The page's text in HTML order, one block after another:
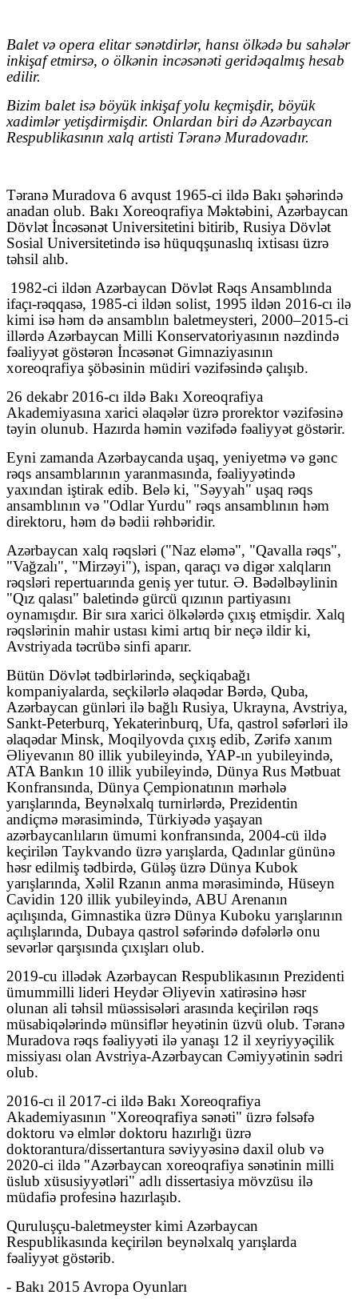
Balet və opera elitar sənətdirlər, hansı ölkədə bu sahələr
inkişaf etmirsə, o ölkənin incəsənəti geridəqalmış hesab
edilir.
Bizim balet isə böyük inkişaf yolu keçmişdir, böyük
xadimlər yetişdirmişdir. Onlardan biri də Azərbaycan
Respublikasının xalq artisti Təranə Muradovadır.
Təranə Muradova 6 avqust 1965-ci ildə Bakı şəhərində
anadan olub. Bakı Xoreoqrafiya Məktəbini, Azərbaycan
Dövlət İncəsənət Universitetini bitirib, Rusiya Dövlət
Sosial Universitetində isə hüquqşunaslıq ixtisası üzrə
təhsil alıb.
1982-ci ildən Azərbaycan Dövlət Rəqs Ansamblında
ifaçı-rəqqasə, 1985-ci ildən solist, 1995 ildən 2016-cı ilə
kimi isə həm də ansamblın baletmeysteri, 2000–2015-ci
illərdə Azərbaycan Milli Konservatoriyasının nəzdində
fəaliyyət göstərən İncəsənət Gimnaziyasının
xoreoqrafiya şöbəsinin müdiri vəzifəsində çalışıb.
26 dekabr 2016-cı ildə Bakı Xoreoqrafiya
Akademiyasına xarici əlaqələr üzrə prorektor vəzifəsinə
təyin olunub. Hazırda həmin vəzifədə fəaliyyət göstərir.
Eyni zamanda Azərbaycanda uşaq, yeniyetmə və gənc
rəqs ansamblarının yaranmasında, fəaliyyətində
yaxından iştirak edib. Belə ki, "Səyyah" uşaq rəqs
ansamblının və "Odlar Yurdu" rəqs ansamblının həm
direktoru, həm də bədii rəhbəridir.
Azərbaycan xalq rəqsləri ("Naz eləmə", "Qavalla rəqs",
"Vağzalı", "Mirzəyi"), ispan, qaraçı və digər xalqların
rəqsləri repertuarında geniş yer tutur. Ə. Bədəlbəylinin
"Qız qalası" baletində gürcü qızının partiyasını
oynamışdır. Bir sıra xarici ölkələrdə çıxış etmişdir. Xalq
rəqslərinin mahir ustası kimi artıq bir neçə ildir ki,
Avstriyada təcrübə sinfi aparır.
Bütün Dövlət tədbirlərində, seçkiqabağı
kompaniyalarda, seçkilərlə əlaqədar Bərdə, Quba,
Azərbaycan günləri ilə bağlı Rusiya, Ukrayna, Avstriya,
Sankt-Peterburq, Yekaterinburq, Ufa, qastrol səfərləri ilə
əlaqədar Minsk, Moqilyovda çıxış edib, Zərifə xanım
Əliyevanın 80 illik yubileyində, YAP-ın yubileyində,
ATA Bankın 10 illik yubileyində, Dünya Rus Mətbuat
Konfransında, Dünya Çempionatının mərhələ
yarışlarında, Beynəlxalq turnirlərdə, Prezidentin
andiçmə mərasimində, Türkiyədə yaşayan
azərbaycanlıların ümumi konfransında, 2004-cü ildə
keçirilən Taykvando üzrə yarışlarda, Qadınlar gününə
həsr edilmiş tədbirdə, Güləş üzrə Dünya Kubok
yarışlarında, Xəlil Rzanın anma mərasimində, Hüseyn
Cavidin 120 illik yubileyində, ABU Arenanın
açılışında, Gimnastika üzrə Dünya Kuboku yarışlarının
açılışlarında, Dubaya qastrol səfərində dəfələrlə onu
sevərlər qarşısında çıxışları olub.
2019-cu illədək Azərbaycan Respublikasının Prezidenti
ümummilli lideri Heydər Əliyevin xatirəsinə həsr
olunan ali təhsil müəssisələri arasında keçirilən rəqs
müsabiqələrində münsiflər heyətinin üzvü olub. Təranə
Muradova rəqs fəaliyyəti ilə yanaşı 12 il xeyriyyəçilik
missiyası olan Avstriya-Azərbaycan Cəmiyyətinin sədri
olub.
2016-cı il 2017-ci ildə Bakı Xoreoqrafiya
Akademiyasının "Xoreoqrafiya sənəti" üzrə fəlsəfə
doktoru və elmlər doktoru hazırlığı üzrə
doktorantura/dissertantura səviyyəsinə daxil olub və
2020-ci ildə "Azərbaycan xoreoqrafiya sənətinin milli
üslub xüsusiyyətləri" adlı dissertasiya mövzüsu ilə
müdafiə profesinə hazırlaşıb.
Quruluşçu-baletmeyster kimi Azərbaycan
Respublikasında keçirilən beynəlxalq yarışlarda
fəaliyyət göstərib.
- Bakı 2015 Avropa Oyunları